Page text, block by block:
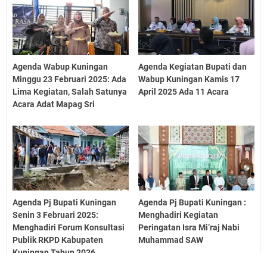
Agenda Wabup Kuningan
Minggu 23 Februari 2025: Ada
Lima Kegiatan, Salah Satunya
Acara Adat Mapag Sri
Agenda Kegiatan Bupati dan
Wabup Kuningan Kamis 17
April 2025 Ada 11 Acara
Agenda Pj Bupati Kuningan
Senin 3 Februari 2025:
Menghadiri Forum Konsultasi
Publik RKPD Kabupaten
Agenda Pj Bupati Kuningan :
Menghadiri Kegiatan
Peringatan Isra Mi’raj Nabi
Muhammad SAW